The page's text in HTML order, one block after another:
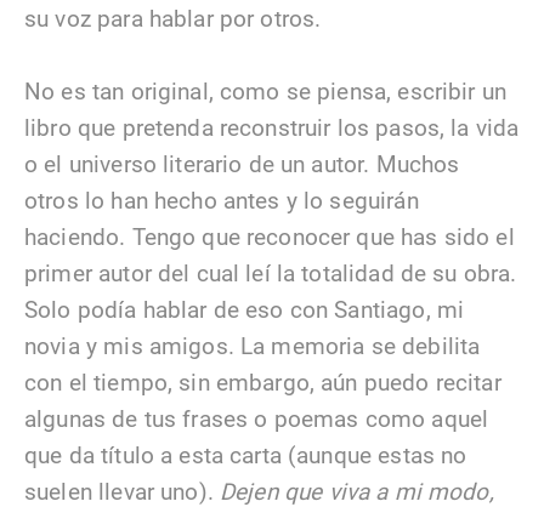
su voz para hablar por otros.
No es tan original, como se piensa, escribir un
libro que pretenda reconstruir los pasos, la vida
o el universo literario de un autor. Muchos
otros lo han hecho antes y lo seguirán
haciendo. Tengo que reconocer que has sido el
primer autor del cual leí la totalidad de su obra.
Solo podía hablar de eso con Santiago, mi
novia y mis amigos. La memoria se debilita
con el tiempo, sin embargo, aún puedo recitar
algunas de tus frases o poemas como aquel
que da título a esta carta (aunque estas no
suelen llevar uno). Dejen que viva a mi modo,